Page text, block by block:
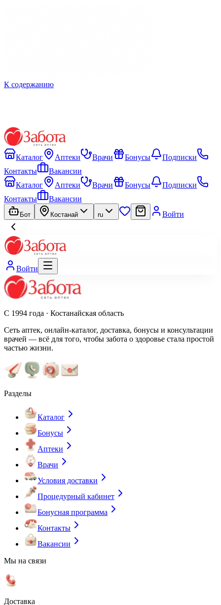
К содержанию
Каталог Аптеки Врачи Бонусы
Подписки
Контакты
Вакансии
Каталог
Аптеки Врачи Бонусы
Подписки
Контакты
Вакансии
Бот Костанай ru Войти
Войти
С 1994 года · Костанайская область
Сеть аптек, онлайн-каталог, доставка, бонусы и консультации
врачей — всё для того, чтобы забота о здоровье стала простой
частью жизни.
Разделы
Каталог
Бонусы
Аптеки
Врачи
Условия доставки
Процедурный кабинет
Бонусная программа
Контакты
Вакансии
Мы на связи
Доставка